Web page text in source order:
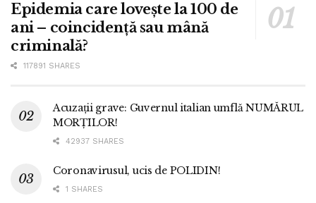
Epidemia care lovește la 100 de
ani – coincidență sau mână
criminală?
117891 SHARES
Acuzații grave: Guvernul italian umflă NUMĂRUL
MORȚILOR!
42937 SHARES
Coronavirusul, ucis de POLIDIN!
1 SHARES